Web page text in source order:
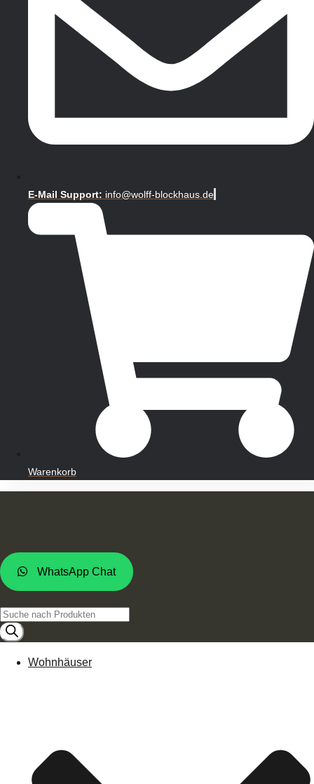
E-Mail Support: info@wolff-blockhaus.de
Warenkorb
WhatsApp Chat
Products
search
Wohnhäuser